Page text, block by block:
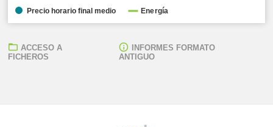
Precio horario final medio Energía
ACCESO A
FICHEROS
INFORMES FORMATO
ANTIGUO